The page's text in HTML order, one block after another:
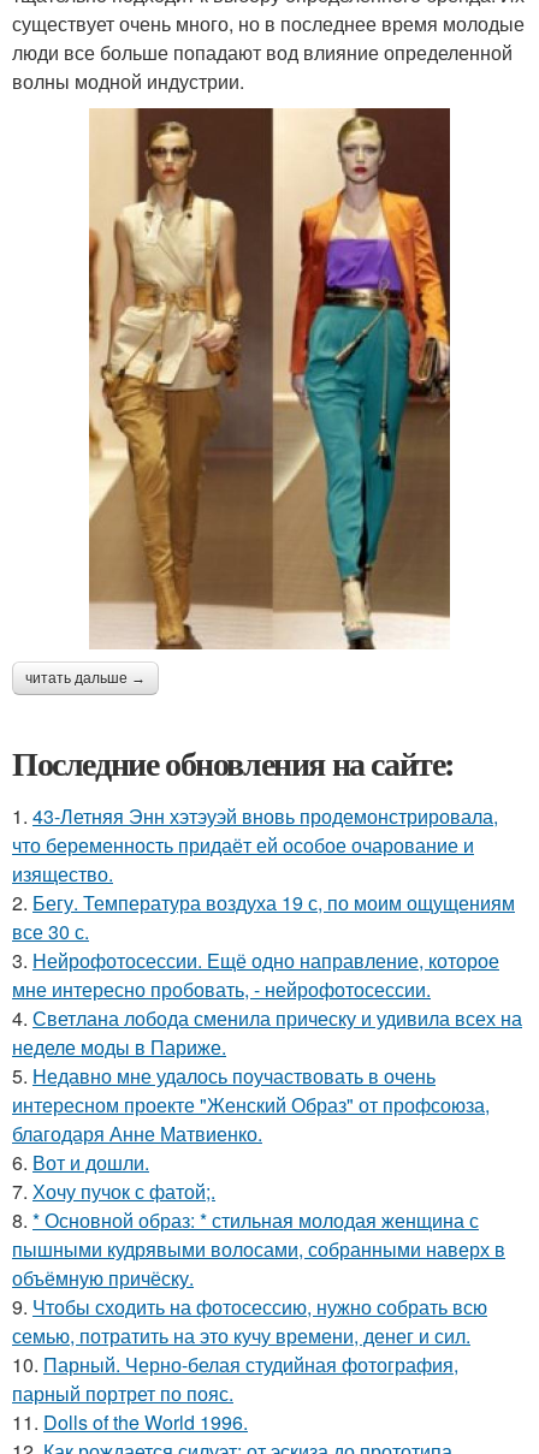
существует очень много, но в последнее время молодые
люди все больше попадают вод влияние определенной
волны модной индустрии.
читать дальше →
Последние обновления на сайте:
1. 43-Летняя Энн хэтэуэй вновь продемонстрировала,
что беременность придаёт ей особое очарование и
изящество.
2. Бегу. Температура воздуха 19 с, по моим ощущениям
все 30 с.
3. Нейрофотосессии. Ещё одно направление, которое
мне интересно пробовать, - нейрофотосессии.
4. Светлана лобода сменила прическу и удивила всех на
неделе моды в Париже.
5. Недавно мне удалось поучаствовать в очень
интересном проекте "Женский Образ" от профсоюза,
благодаря Анне Матвиенко.
6. Вот и дошли.
7. Хочу пучок с фатой;.
8. * Основной образ: * стильная молодая женщина с
пышными кудрявыми волосами, собранными наверх в
объёмную причёску.
9. Чтобы сходить на фотосессию, нужно собрать всю
семью, потратить на это кучу времени, денег и сил.
10. Парный. Черно-белая студийная фотография,
парный портрет по пояс.
11. Dolls of the World 1996.